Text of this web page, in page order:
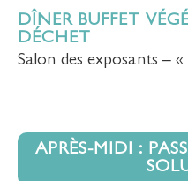
DÎNER BUFFET
DÉCHET
Salon des exposants –
APRÈS-MIDI :